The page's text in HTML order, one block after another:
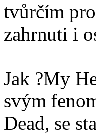
tvůrčím
zahrnuti i
Jak ?My
svým
Dead, se